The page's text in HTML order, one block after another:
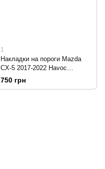
1
Накладки на пороги Mazda
CX-5 2017-2022 Havoc
(нержавіюча сталь)
750 грн